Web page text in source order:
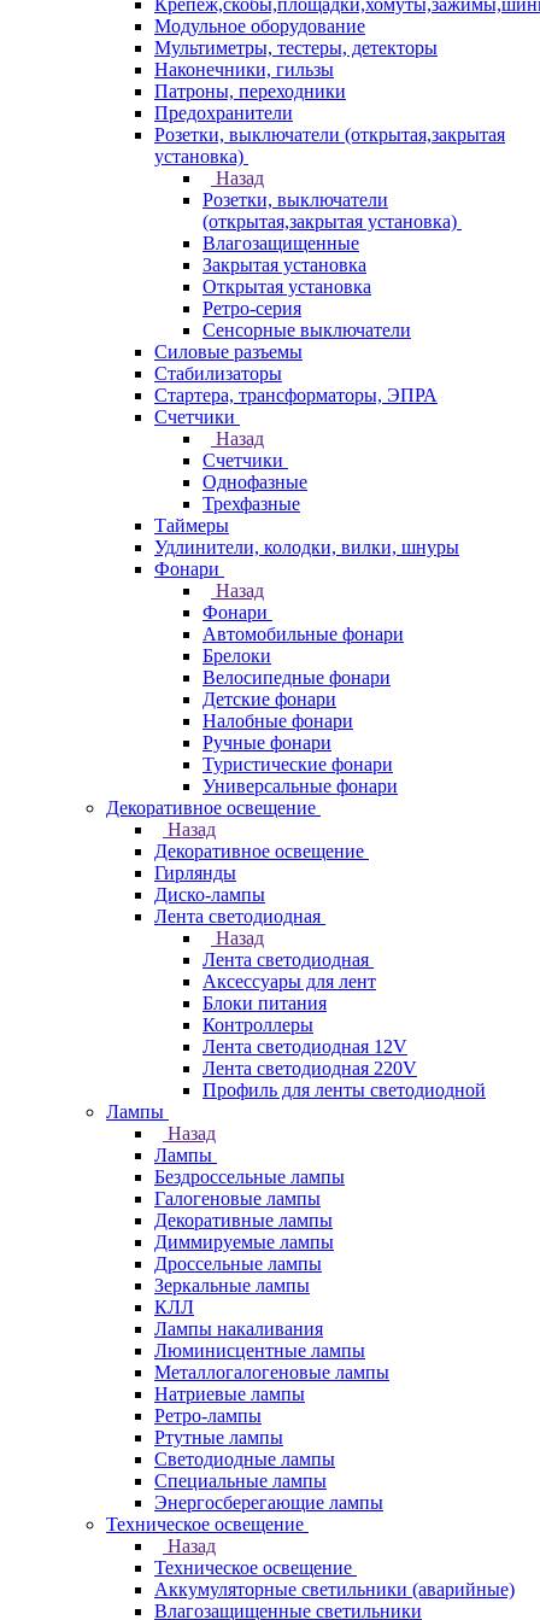
Модульное оборудование
Мультиметры, тестеры, детекторы
Наконечники, гильзы
Патроны, переходники
Предохранители
Розетки, выключатели (открытая,закрытая
установка)
Назад
Розетки, выключатели
(открытая,закрытая установка)
Влагозащищенные
Закрытая установка
Открытая установка
Ретро-серия
Сенсорные выключатели
Силовые разъемы
Стабилизаторы
Стартера, трансформаторы, ЭПРА
Счетчики
Назад
Счетчики
Однофазные
Трехфазные
Таймеры
Удлинители, колодки, вилки, шнуры
Фонари
Назад
Фонари
Автомобильные фонари
Брелоки
Велосипедные фонари
Детские фонари
Налобные фонари
Ручные фонари
Туристические фонари
Универсальные фонари
Декоративное освещение
Назад
Декоративное освещение
Гирлянды
Диско-лампы
Лента светодиодная
Назад
Лента светодиодная
Аксессуары для лент
Блоки питания
Контроллеры
Лента светодиодная 12V
Лента светодиодная 220V
Профиль для ленты светодиодной
Лампы
Назад
Лампы
Бездроссельные лампы
Галогеновые лампы
Декоративные лампы
Диммируемые лампы
Дроссельные лампы
Зеркальные лампы
КЛЛ
Лампы накаливания
Люминисцентные лампы
Металлогалогеновые лампы
Натриевые лампы
Ретро-лампы
Ртутные лампы
Светодиодные лампы
Специальные лампы
Энергосберегающие лампы
Техническое освещение
Назад
Техническое освещение
Аккумуляторные светильники (аварийные)
Влагозащищенные светильники